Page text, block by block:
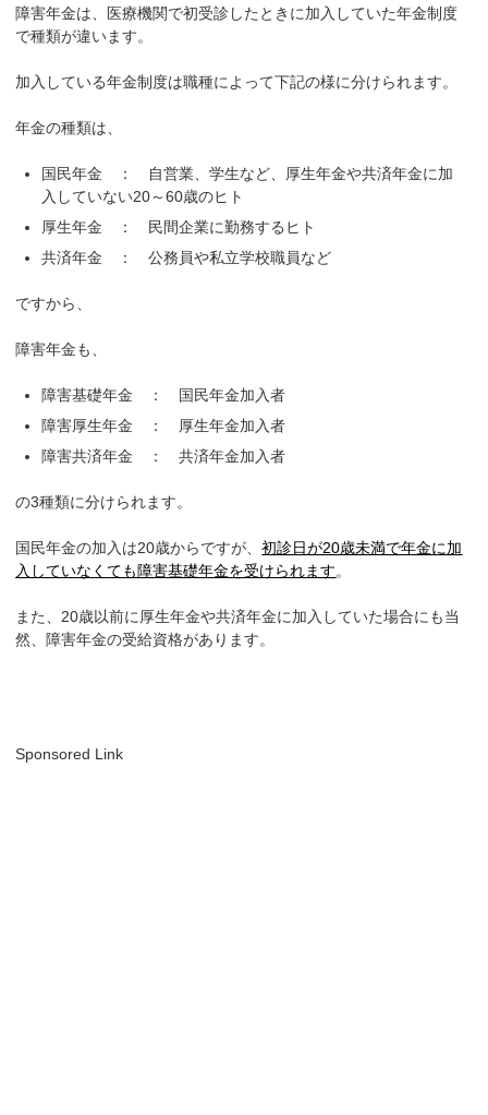
障害年金は、医療機関で初受診したときに加入していた年金制度
で種類が違います。
加入している年金制度は職種によって下記の様に分けられます。
年金の種類は、
国民年金 ： 自営業、学生など、厚生年金や共済年金に加
入していない20～60歳のヒト
厚生年金 ： 民間企業に勤務するヒト
共済年金 ： 公務員や私立学校職員など
ですから、
障害年金も、
障害基礎年金 ： 国民年金加入者
障害厚生年金 ： 厚生年金加入者
障害共済年金 ： 共済年金加入者
の3種類に分けられます。
国民年金の加入は20歳からですが、初診日が20歳未満で年金に加
入していなくても障害基礎年金を受けられます。
また、20歳以前に厚生年金や共済年金に加入していた場合にも当
然、障害年金の受給資格があります。
Sponsored Link